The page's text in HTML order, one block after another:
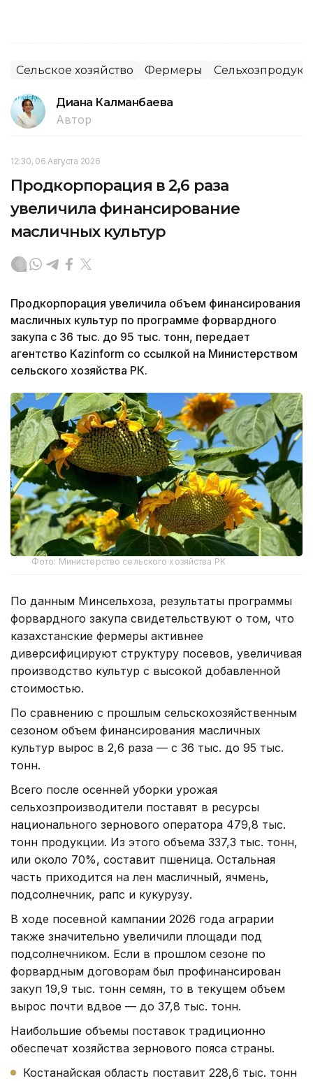
Сельское хозяйство Фермеры
Диана Калманбаева
Автор
12:30, 06 Августа 2026
Продкорпорация в 2,6 раза
увеличила финансирование
масличных культур
Продкорпорация увеличила объем финансирования
масличных культур по программе форвардного
закупа с 36 тыс. до 95 тыс. тонн, передает
агентство Kazinform со ссылкой на Министерством
сельского хозяйства РК.
Фото: Министерство сельского хозяйства РК
По данным Минсельхоза, результаты программы
форвардного закупа свидетельствуют о том, что
казахстанские фермеры активнее
диверсифицируют структуру посевов, увеличивая
производство культур с высокой добавленной
стоимостью.
По сравнению с прошлым сельскохозяйственным
сезоном объем финансирования масличных
культур вырос в 2,6 раза — с 36 тыс. до 95 тыс.
тонн.
Всего после осенней уборки урожая
сельхозпроизводители поставят в ресурсы
национального зернового оператора 479,8 тыс.
тонн продукции. Из этого объема 337,3 тыс. тонн,
или около 70%, составит пшеница. Остальная
часть приходится на лен масличный, ячмень,
подсолнечник, рапс и кукурузу.
В ходе посевной кампании 2026 года аграрии
также значительно увеличили площади под
подсолнечником. Если в прошлом сезоне по
форвардным договорам был профинансирован
закуп 19,9 тыс. тонн семян, то в текущем объем
вырос почти вдвое — до 37,8 тыс. тонн.
Наибольшие объемы поставок традиционно
обеспечат хозяйства зернового пояса страны.
Костанайская область поставит 228,6 тыс. тонн